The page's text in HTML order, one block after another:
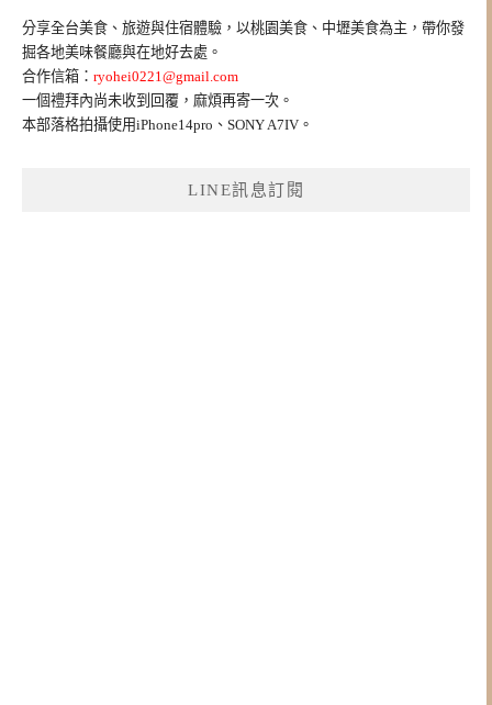
鍵
字:
分享全台美食、旅遊與住宿體驗，以桃園美食、中壢美食為主，帶你發
掘各地美味餐廳與在地好去處。
合作信箱： ryohei0221@gmail.com
一個禮拜內尚未收到回覆，麻煩再寄一次。
本部落格拍攝使用iPhone14pro、SONY A7IV。
LINE訊息訂閱